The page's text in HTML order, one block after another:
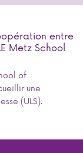
entre
Metz School
of
une
(ULS).